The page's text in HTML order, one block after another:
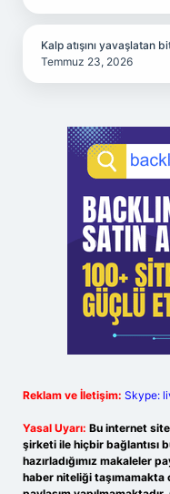
Kalp atışını yavaşlatan
Temmuz 23, 2026
Reklam ve İletişim: Skype:
Yasal Uyarı: Bu internet
şirketi ile hiçbir bağlantısı
hazırladığımız makaleler
haber niteliği taşımamakta